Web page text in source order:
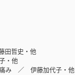
田哲史・他
・他
痛み ／ 伊藤加代子・他